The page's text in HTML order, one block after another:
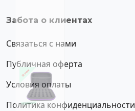
Забота о клиентах
Связаться с нами
Публичная оферта
Условия оплаты
Политика конфиденциальности